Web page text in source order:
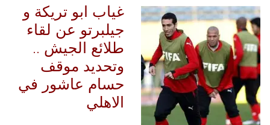
غياب ابو تريكة و
جيلبرتو عن لقاء
طلائع الجيش ..
وتحديد موقف
حسام عاشور في
الاهلي